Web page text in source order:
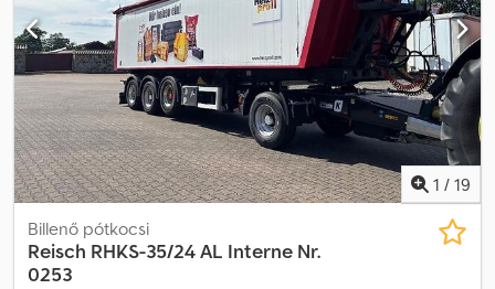
és/vagy feliratozható. Dedpszlwrxsfx Agueck SI87128
Általánosságban véve az ajánlatunk nem tartalmazza az új TÜV-
átvizsgálást. Amennyiben új TÜV-átvizsgálásra van szükség,
szívesen felajánlunk egy ajánlatot partnervállalataink
szolgáltatására! A járműre reklám ragasztható és/vagy
feliratozható. Általános szállítási és fizetési feltételeink
érvényesek. Szívesen készítünk Önnek finanszírozási vagy
lízingajánlatot a jelen termékre. Kérjük, vegye fel velünk a
kapcsolatot!
1 / 19
Billenő pótkocsi
Reisch RHKS-35/24 AL Interne Nr.
0253